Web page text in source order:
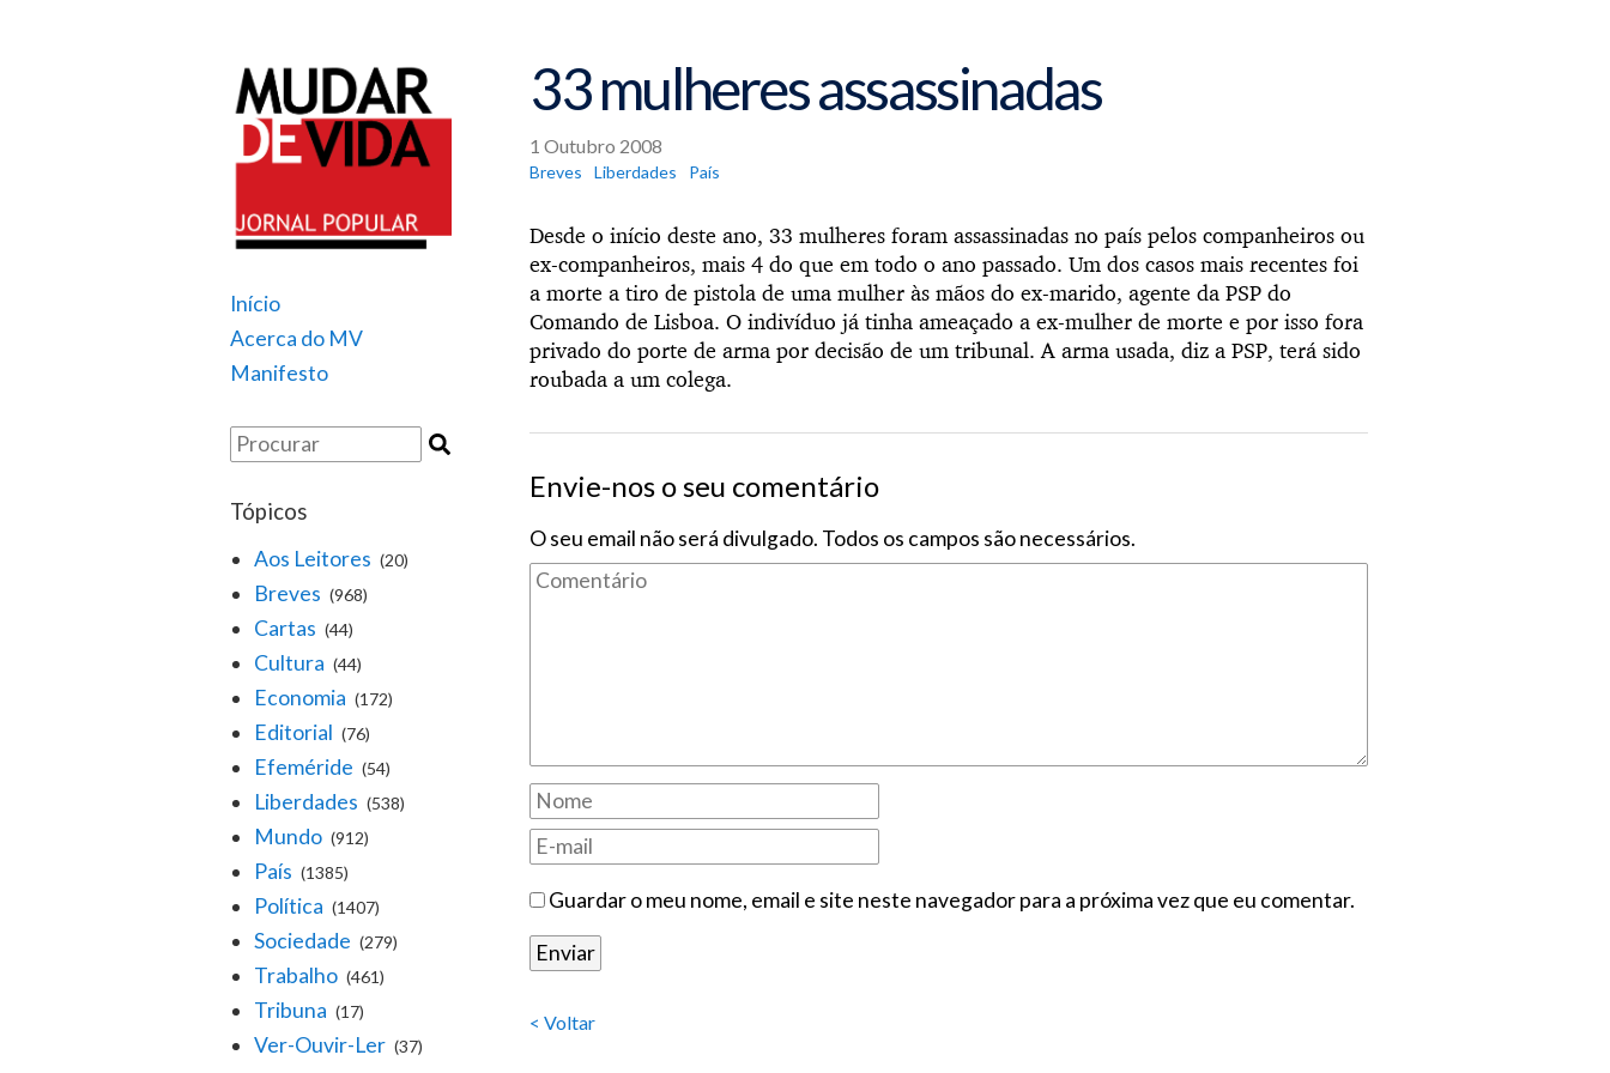
Início
Acerca do MV
Manifesto
Tópicos
Aos Leitores (20)
Breves (968)
Cartas (44)
Cultura (44)
Economia (172)
Editorial (76)
Efeméride (54)
Liberdades (538)
Mundo (912)
País (1385)
Política (1407)
Sociedade (279)
Trabalho (461)
Tribuna (17)
Ver-Ouvir-Ler (37)
33 mulheres assassinadas
1 Outubro 2008
Breves Liberdades País
Desde o início deste ano, 33 mulheres foram assassinadas no país pelos companheiros ou
ex-companheiros, mais 4 do que em todo o ano passado. Um dos casos mais recentes foi
a morte a tiro de pistola de uma mulher às mãos do ex-marido, agente da PSP do
Comando de Lisboa. O indivíduo já tinha ameaçado a ex-mulher de morte e por isso fora
privado do porte de arma por decisão de um tribunal. A arma usada, diz a PSP, terá sido
roubada a um colega.
Envie-nos o seu comentário
O seu email não será divulgado. Todos os campos são necessários.
Guardar o meu nome, email e site neste navegador para a próxima vez que eu comentar.
< Voltar